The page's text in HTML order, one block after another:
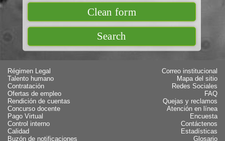
Régimen Legal
Talento humano
Contratación
Ofertas de empleo
Rendición de cuentas
Concurso docente
Pago Virtual
Control interno
Calidad
Buzón de notificaciones
Correo institucional
Mapa del sitio
Redes Sociales
FAQ
Quejas y reclamos
Atención en línea
Encuesta
Contáctenos
Estadísticas
Glosario